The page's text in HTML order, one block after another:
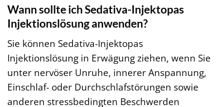
Wann sollte ich Sedativa-Injektopas
Injektionslösung anwenden?
Sie können Sedativa-Injektopas
Injektionslösung in Erwägung ziehen, wenn Sie
unter nervöser Unruhe, innerer Anspannung,
Einschlaf- oder Durchschlafstörungen sowie
anderen stressbedingten Beschwerden